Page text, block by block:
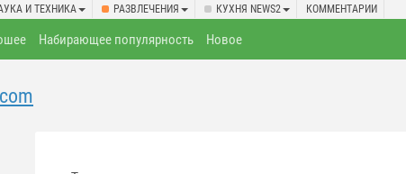
И ТЕХНИКА РАЗВЛЕЧЕНИЯ КУХНЯ NEWS2 КОММЕНТАРИИ
Набирающее популярность Новое